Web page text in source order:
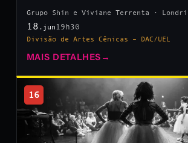
Grupo Shin e Viviane Terrenta ·
18 .jun 19h30
Divisão de Artes Cênicas – DAC/UEL
MAIS DETALHES →
16